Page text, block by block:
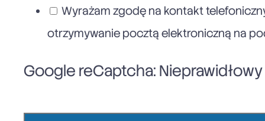
Wyrażam zgodę na kontakt
otrzymywanie pocztą elektroniczną na
Google reCaptcha: